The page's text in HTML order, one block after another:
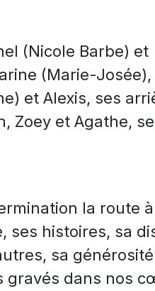
(Nicole Barbe)
(Marie-
et Alexis, ses
Zoey et Agathe,
la route
ses histoires, sa
sa
gravés dans nos